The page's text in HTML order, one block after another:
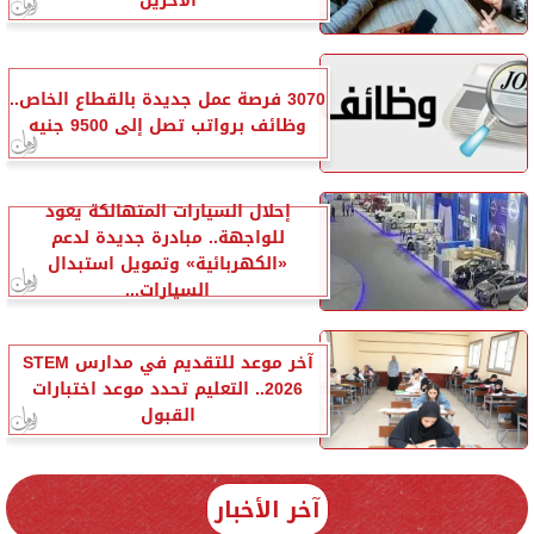
3070 فرصة عمل جديدة بالقطاع الخاص..
وظائف برواتب تصل إلى 9500 جنيه
إحلال السيارات المتهالكة يعود
للواجهة.. مبادرة جديدة لدعم
«الكهربائية» وتمويل استبدال
السيارات...
آخر موعد للتقديم في مدارس STEM
2026.. التعليم تحدد موعد اختبارات
القبول
آخر الأخبار